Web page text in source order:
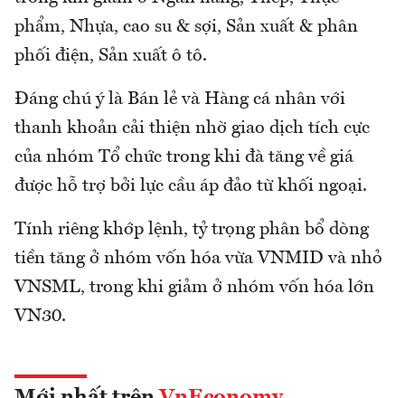
phẩm, Nhựa, cao su & sợi, Sản xuất & phân
phối điện, Sản xuất ô tô.
Đáng chú ý là Bán lẻ và Hàng cá nhân với
thanh khoản cải thiện nhờ giao dịch tích cực
của nhóm Tổ chức trong khi đà tăng về giá
được hỗ trợ bởi lực cầu áp đảo từ khối ngoại.
Tính riêng khớp lệnh, tỷ trọng phân bổ dòng
tiền tăng ở nhóm vốn hóa vừa VNMID và nhỏ
VNSML, trong khi giảm ở nhóm vốn hóa lớn
VN30.